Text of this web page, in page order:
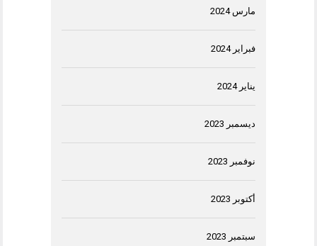
مارس 2024
فبراير 2024
يناير 2024
ديسمبر 2023
نوفمبر 2023
أكتوبر 2023
سبتمبر 2023